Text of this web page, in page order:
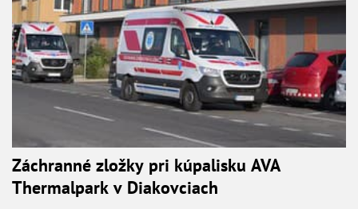
Záchranné zložky pri kúpalisku AVA
Thermalpark v Diakovciach